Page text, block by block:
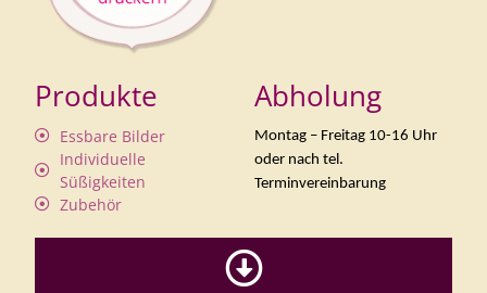
Produkte
Essbare Bilder
Individuelle
Süßigkeiten
Zubehör
Abholung
Montag – Freitag 10-16 Uhr
oder nach tel.
Terminvereinbarung